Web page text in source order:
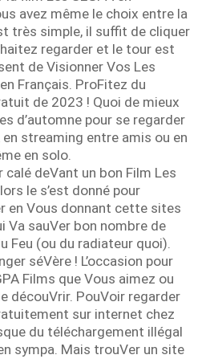
avez même le choix entre la
très simple, il suffit de cliquer
regarder et le tour est
de Visionner Vos Les
Français. ProFitez du
de 2023 ! Quoi de mieux
d’automne pour se regarder
en streaming entre amis ou en
en solo.
calé deVant un bon Film Les
le s’est donné pour
en Vous donnant cette sites
Va sauVer bon nombre de
Feu (ou du radiateur quoi).
séVère ! L’occasion pour
Films que Vous aimez ou
découVrir. PouVoir regarder
sur internet chez
du téléchargement illégal
sympa. Mais trouVer un site